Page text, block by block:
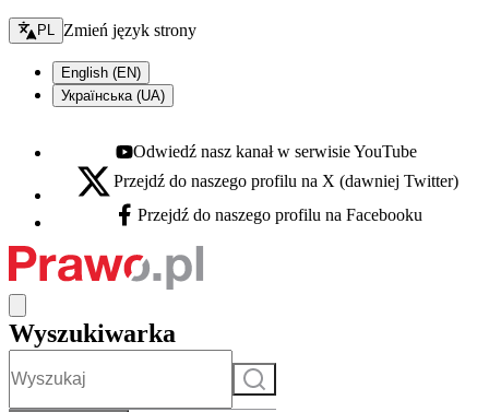
Zmień język - bieżący:
PL Zmień język strony
English (EN)
Українська (UA)
Youtube - otwiera się w nowej karcie
Odwiedź nasz kanał w serwisie YouTube
X - otwiera się w nowej karcie
Przejdź do naszego profilu na X (dawniej Twitter)
Facebook - otwiera się w nowej karcie
Przejdź do naszego profilu na Facebooku
Wyszukiwarka
Szukaj